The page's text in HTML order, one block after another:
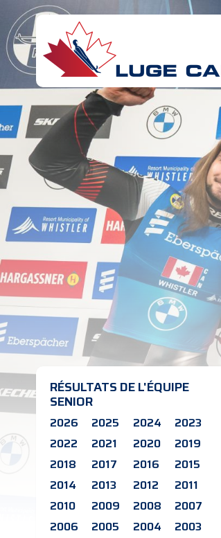
RÉSULTATS DE L'ÉQUIPE
SENIOR
2026 2025 2024
2023
2022
2021 2020
2019
2018
2017 2016
2015
2014
2013 2012
2011
2010
2009 2008
2007
2006
2005 2004
2003